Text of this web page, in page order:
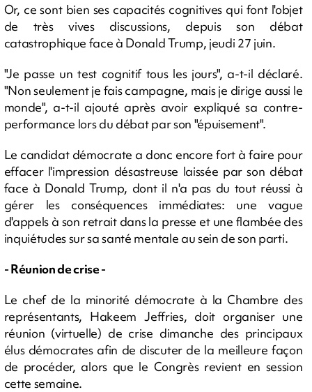
Or, ce sont bien ses capacités cognitives qui font l'objet
de très vives discussions, depuis son débat
catastrophique face à Donald Trump, jeudi 27 juin.
"Je passe un test cognitif tous les jours", a-t-il déclaré.
"Non seulement je fais campagne, mais je dirige aussi le
monde", a-t-il ajouté après avoir expliqué sa contre-
performance lors du débat par son "épuisement".
Le candidat démocrate a donc encore fort à faire pour
effacer l'impression désastreuse laissée par son débat
face à Donald Trump, dont il n'a pas du tout réussi à
gérer les conséquences immédiates: une vague
d'appels à son retrait dans la presse et une flambée des
inquiétudes sur sa santé mentale au sein de son parti.
- Réunion de crise -
Le chef de la minorité démocrate à la Chambre des
représentants, Hakeem Jeffries, doit organiser une
réunion (virtuelle) de crise dimanche des principaux
élus démocrates afin de discuter de la meilleure façon
de procéder, alors que le Congrès revient en session
cette semaine.